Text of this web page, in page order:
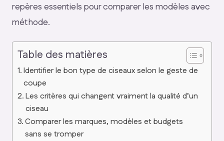
repères essentiels pour comparer les modèles avec
méthode.
Table des matières
Identifier le bon type de ciseaux selon le geste de
coupe
Les critères qui changent vraiment la qualité d’un
ciseau
Comparer les marques, modèles et budgets
sans se tromper